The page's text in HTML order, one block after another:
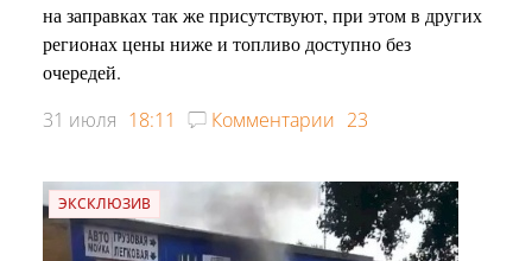
на заправках так же присутствуют, при этом в других
регионах цены ниже и топливо доступно без
очередей.
31 июля 18:11 Комментарии 23
ЭКСКЛЮЗИВ